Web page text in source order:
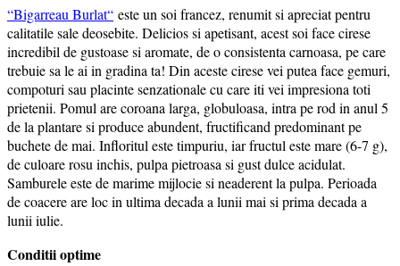
“Bigarreau Burlat“ este un soi francez, renumit si apreciat pentru
calitatile sale deosebite. Delicios si apetisant, acest soi face cirese
incredibil de gustoase si aromate, de o consistenta carnoasa, pe care
trebuie sa le ai in gradina ta! Din aceste cirese vei putea face gemuri,
compoturi sau placinte senzationale cu care iti vei impresiona toti
prietenii. Pomul are coroana larga, globuloasa, intra pe rod in anul 5
de la plantare si produce abundent, fructificand predominant pe
buchete de mai. Infloritul este timpuriu, iar fructul este mare (6-7 g),
de culoare rosu inchis, pulpa pietroasa si gust dulce acidulat.
Samburele este de marime mijlocie si neaderent la pulpa. Perioada
de coacere are loc in ultima decada a lunii mai si prima decada a
lunii iulie.
Conditii optime